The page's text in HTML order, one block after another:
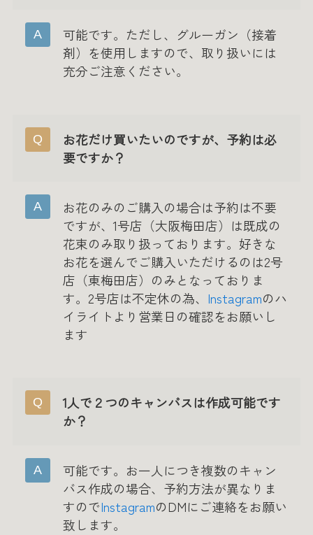
可能です。ただし、グルーガン（接着
剤）を使用しますので、取り扱いには
充分ご注意ください。
お花だけ買いたいのですが、予約は必
要ですか？
お花のみのご購入の場合は予約は不要
ですが、1号店（大阪梅田店）は既成の
花束のみ取り扱っております。好きな
お花を選んでご購入いただけるのは2号
店（東梅田店）のみとなっておりま
す。2号店は不定休の為、 Instagramのハ
イライトより営業日の確認をお願いし
ます
1人で２つのキャンバスは作成可能です
か？
可能です。お一人につき複数のキャン
バス作成の場合、予約方法が異なりま
すのでInstagramのDMにご連絡をお願い
致します。